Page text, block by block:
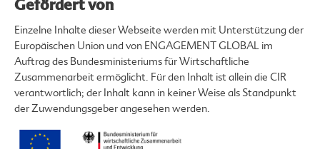
Gefördert von
Einzelne Inhalte dieser Webseite werden mit Unterstützung der
Europäischen Union und von ENGAGEMENT GLOBAL im
Auftrag des Bundesministeriums für Wirtschaftliche
Zusammenarbeit ermöglicht. Für den Inhalt ist allein die CIR
verantwortlich; der Inhalt kann in keiner Weise als Standpunkt
der Zuwendungsgeber angesehen werden.